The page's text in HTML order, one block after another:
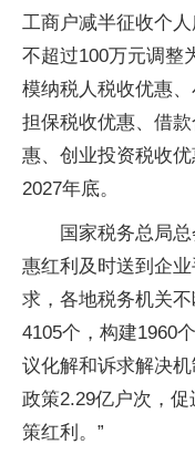
工商户减半征收个
不超过100万元调整
模纳税人税收优惠
担保税收优惠、借
惠、创业投资税收
2027年底。
国家税务总局
惠红利及时送到企
求，各地税务机关
4105个，构建1960
议化解和诉求解决
政策2.29亿户次，
策红利。”